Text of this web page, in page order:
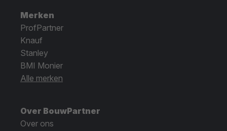
Merken
ProfPartner
Knauf
Stanley
BMI Monier
Alle merken
Over BouwPartner
Over ons